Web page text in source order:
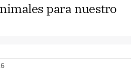
para nuestro